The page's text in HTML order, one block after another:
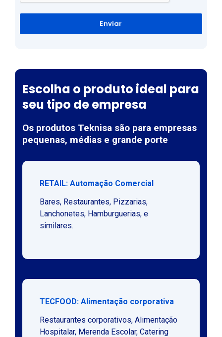
Enviar
Escolha o produto ideal para
seu tipo de empresa
Os produtos Teknisa são para empresas
pequenas, médias e grande porte
RETAIL: Automação Comercial
Bares, Restaurantes, Pizzarias,
Lanchonetes, Hamburguerias, e
similares.
TECFOOD: Alimentação corporativa
Restaurantes corporativos, Alimentação
Hospitalar, Merenda Escolar, Catering